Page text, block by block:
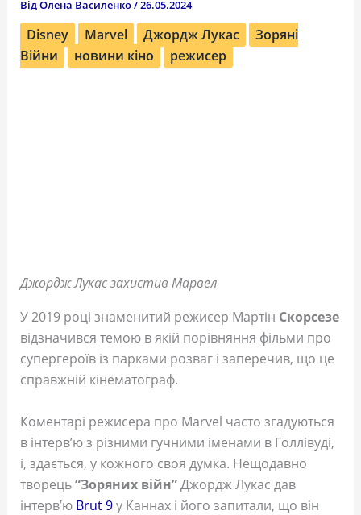
ВідОлена Василенко/26.05.2024
Disney Marvel Джордж Лукас
Зоряні
Війни
новини кіно режисер
Джордж Лукас захистив Марвел
У 2019 році знаменитий режисер Мартін Скорсезе
відзначився темою в якій порівняння фільми про
супергероїв із парками розваг і заперечив, що це
справжній кінематограф.
Коментарі режисера про Marvel часто згадуються
в інтерв’ю з різними гучними іменами в Голлівуді,
і, здається, у кожного своя думка. Нещодавно
творець“Зоряних війн”Джордж Лукас дав
інтерв’ю Brut 9у Каннах і його запитали, що він